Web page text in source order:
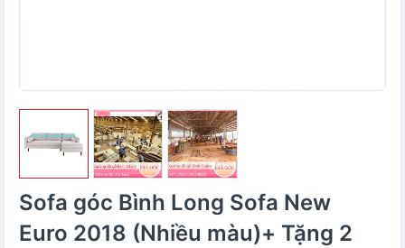
Sofa góc Bình Long Sofa New
Euro 2018 (Nhiều màu)+ Tặng 2